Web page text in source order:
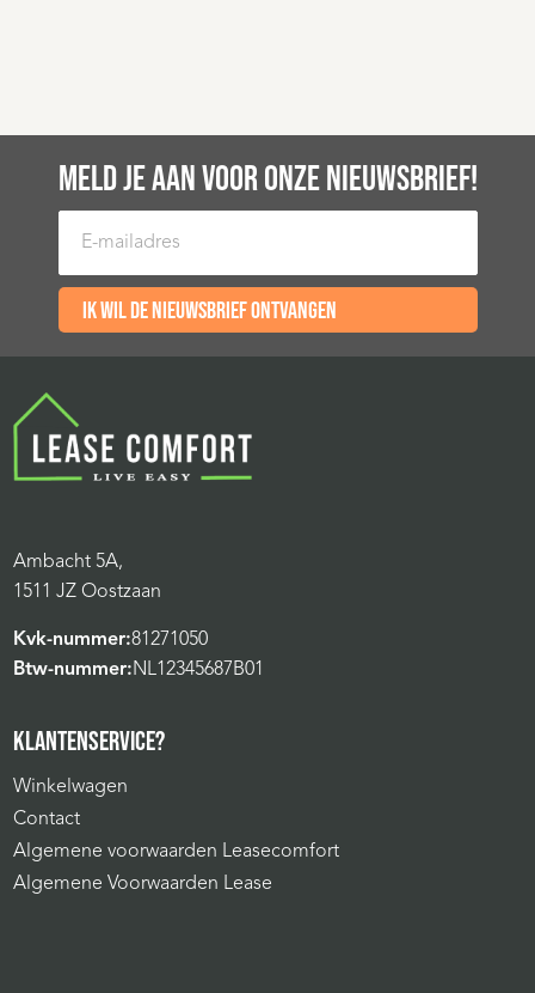
MELD JE AAN VOOR ONZE NIEUWSBRIEF!
E-mailadres
Ik wil de nieuwsbrief ontvangen
Ambacht 5A,
1511 JZ Oostzaan
Kvk-nummer:81271050
Btw-nummer: NL12345687B01
KLANTENSERVICE?
Winkelwagen
Contact
Algemene voorwaarden Leasecomfort
Algemene Voorwaarden Lease